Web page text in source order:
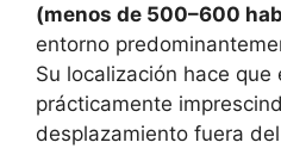
(menos de 500–600
entorno
Su localización hace que
prácticamente
desplazamiento fuera